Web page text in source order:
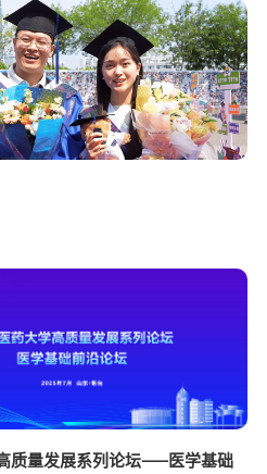
质量发展系列论坛——医学基础